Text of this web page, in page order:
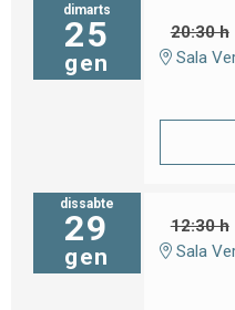
dimarts
25
gen
20:30 h
Sala
dissabte
29
gen
12:30 h
Sala